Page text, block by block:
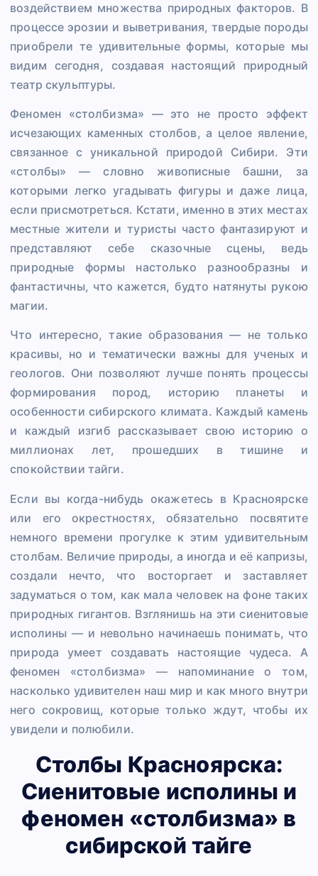
воздействием множества природных факторов. В
процессе эрозии и выветривания, твердые породы
приобрели те удивительные формы, которые мы
видим сегодня, создавая настоящий природный
театр скульптуры.
Феномен «столбизма» — это не просто эффект
исчезающих каменных столбов, а целое явление,
связанное с уникальной природой Сибири. Эти
«столбы» — словно живописные башни, за
которыми легко угадывать фигуры и даже лица,
если присмотреться. Кстати, именно в этих местах
местные жители и туристы часто фантазируют и
представляют себе сказочные сцены, ведь
природные формы настолько разнообразны и
фантастичны, что кажется, будто натянуты рукою
магии.
Что интересно, такие образования — не только
красивы, но и тематически важны для ученых и
геологов. Они позволяют лучше понять процессы
формирования пород, историю планеты и
особенности сибирского климата. Каждый камень
и каждый изгиб рассказывает свою историю о
миллионах лет, прошедших в тишине и
спокойствии тайги.
Если вы когда-нибудь окажетесь в Красноярске
или его окрестностях, обязательно посвятите
немного времени прогулке к этим удивительным
столбам. Величие природы, а иногда и её капризы,
создали нечто, что восторгает и заставляет
задуматься о том, как мала человек на фоне таких
природных гигантов. Взглянишь на эти сиенитовые
исполины — и невольно начинаешь понимать, что
природа умеет создавать настоящие чудеса. А
феномен «столбизма» — напоминание о том,
насколько удивителен наш мир и как много внутри
него сокровищ, которые только ждут, чтобы их
увидели и полюбили.
Столбы Красноярска:
Сиенитовые исполины и
феномен «столбизма» в
сибирской тайге